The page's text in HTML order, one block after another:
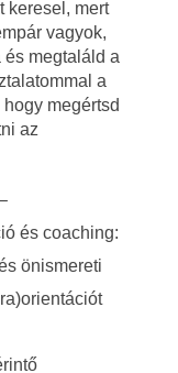
keresel, mert
vagyok,
és megtaláld a
a
megértsd
az
és coaching:
önismereti